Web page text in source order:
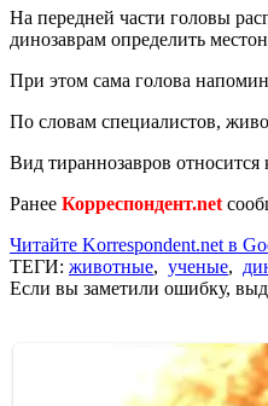
На передней части головы
динозаврам определить
При этом сама голова
По словам специалистов,
Вид тираннозавров
Ранее Корреспондент.net
Читайте Korrespondent.net в
ТЕГИ: животные, ученые,
Если вы заметили ошибку,